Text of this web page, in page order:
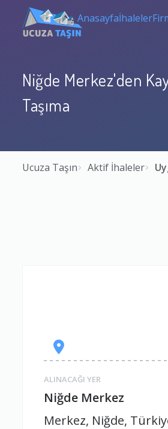
Anasayfaİhaleler
Niğde Merkez'den
Taşıma
Ucuza Taşın Aktif İhaleler
ALINACAĞI YER
Niğde Merkez
Merkez, Niğde,